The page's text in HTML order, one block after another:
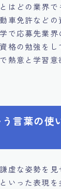
はどの業界
車免許など
で応募先業
格の勉強を
熱意と学習
言葉の使
虚な姿勢を
いった表現